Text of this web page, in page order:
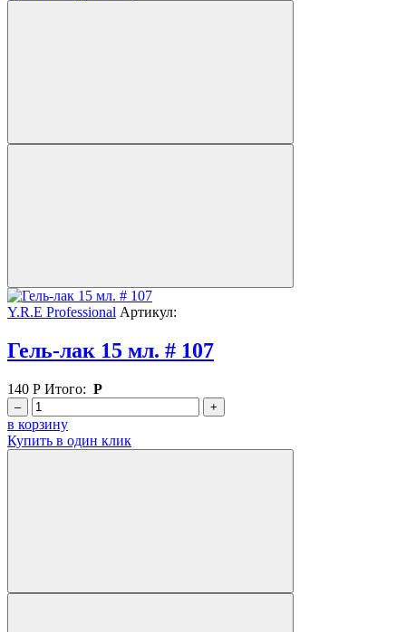
Y.R.E Professional Артикул:
Гель-лак 15 мл. # 107
140 Р Итого: Р
– +
в корзину
Купить в один клик